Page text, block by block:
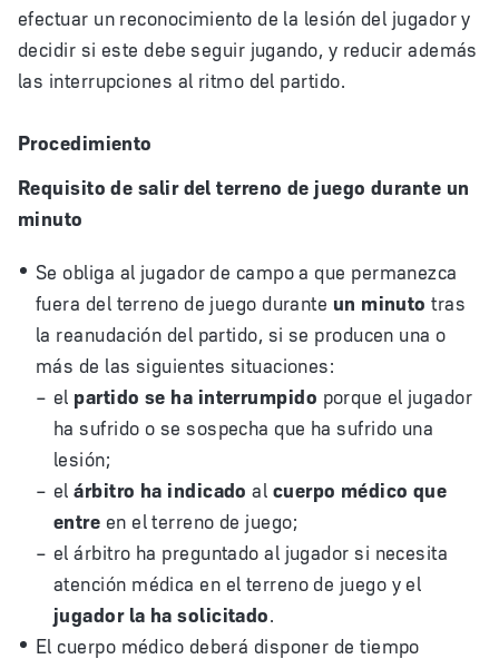
efectuar un reconocimiento de la lesión del jugador y
decidir si este debe seguir jugando, y reducir además
las interrupciones al ritmo del partido.
Procedimiento
Requisito de salir del terreno de juego durante un
minuto
Se obliga al jugador de campo a que permanezca
fuera del terreno de juego durante un minuto tras
la reanudación del partido, si se producen una o
más de las siguientes situaciones:
el partido se ha interrumpido porque el jugador
ha sufrido o se sospecha que ha sufrido una
lesión;
elárbitro ha indicado al cuerpo médico que
entre en el terreno de juego;
el árbitro ha preguntado al jugador si necesita
atención médica en el terreno de juego y el
jugador la ha solicitado.
El cuerpo médico deberá disponer de tiempo